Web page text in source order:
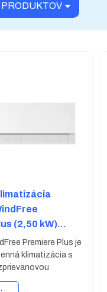
(2,50 kW)
+
Premiere Plus je
klimatizácia s